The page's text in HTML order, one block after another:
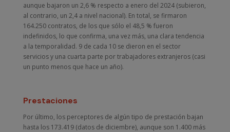
aunque bajaron un 2,6 % respecto a enero del 2024 (subieron,
al contrario, un 2,4 a nivel nacional). En total, se firmaron
164.250 contratos, de los que sólo el 48,5 % fueron
indefinidos, lo que confirma, una vez más, una clara tendencia
a la temporalidad. 9 de cada 10 se dieron en el sector
servicios y una cuarta parte por trabajadores extranjeros (casi
un punto menos que hace un año).
Prestaciones
Por último, los perceptores de algún tipo de prestación bajan
hasta los 173.419 (datos de diciembre), aunque son 1.400 más